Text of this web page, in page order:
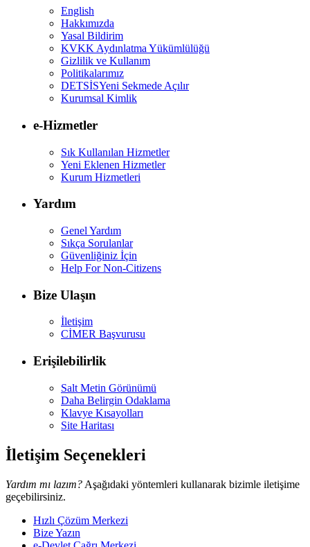
English
Hakkımızda
Yasal Bildirim
KVKK Aydınlatma Yükümlülüğü
Gizlilik ve Kullanım
Politikalarımız
DETSİSYeni Sekmede Açılır
Kurumsal Kimlik
e-Hizmetler
Sık Kullanılan Hizmetler
Yeni Eklenen Hizmetler
Kurum Hizmetleri
Yardım
Genel Yardım
Sıkça Sorulanlar
Güvenliğiniz İçin
Help For Non-Citizens
Bize Ulaşın
İletişim
CİMER Başvurusu
Erişilebilirlik
Salt Metin Görünümü
Daha Belirgin Odaklama
Klavye Kısayolları
Site Haritası
İletişim Seçenekleri
Yardım mı lazım? Aşağıdaki yöntemleri kullanarak bizimle iletişime
geçebilirsiniz.
Hızlı Çözüm Merkezi
Bize Yazın